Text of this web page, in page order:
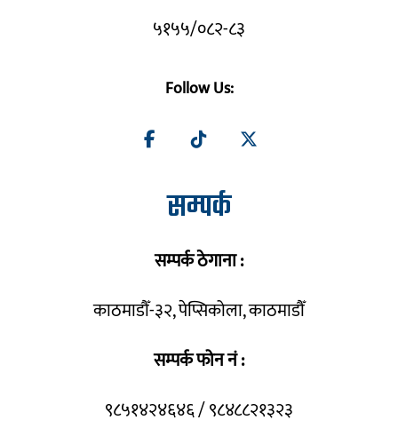
५१५५/०८२-८३
Follow Us:
सम्पर्क
सम्पर्क ठेगाना :
काठमाडौँ-३२, पेप्सिकोला, काठमाडौँ
सम्पर्क फोन नं :
९८५१४२४६४६ / ९८४८८२१३२३